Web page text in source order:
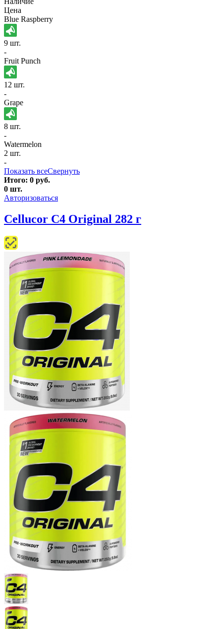
Цена
Blue Raspberry
9 шт.
-
Fruit Punch
12 шт.
-
Grape
8 шт.
-
Watermelon
2 шт.
-
Показать всеСвернуть
Итого: 0 руб.
0 шт.
Авторизоваться
Cellucor C4 Original 282 г